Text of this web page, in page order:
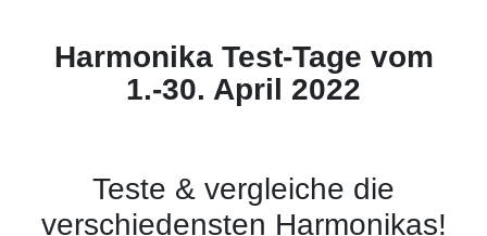
Harmonika Test-Tage vom
1.-30. April 2022
Teste & vergleiche die
verschiedensten Harmonikas!